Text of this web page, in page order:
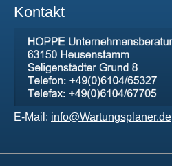
Kontakt
E-Mail: info@Wartungsplaner.de